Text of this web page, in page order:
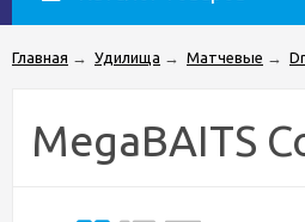
Главная → Удилища → Матчевые →
MegaBAITS